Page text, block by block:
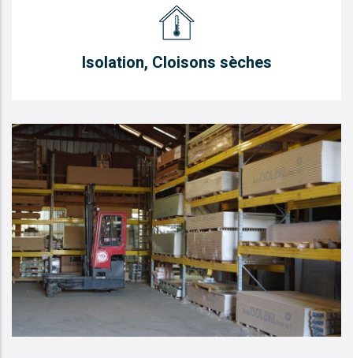
Isolation, Cloisons sèches